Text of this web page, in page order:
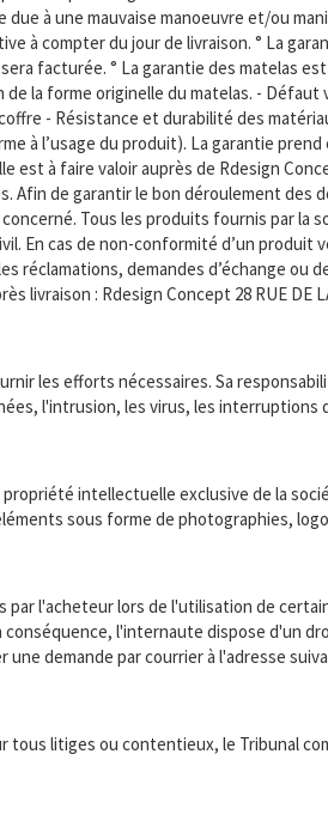
à une mauvaise manoeuvre et/ou
à compter du jour de livraison. ° La
facturée. ° La garantie des matelas
la forme originelle du matelas. -
- Résistance et durabilité des
à l’usage du produit). La garantie
est à faire valoir auprès de Rdesign
Afin de garantir le bon déroulement des
Tous les produits fournis par la
En cas de non-conformité d’un produit
réclamations, demandes d’échange ou
livraison : Rdesign Concept 28 RUE DE
les efforts nécessaires. Sa
l'intrusion, les virus, les interruptions
intellectuelle exclusive de la
sous forme de photographies,
l'acheteur lors de l'utilisation de
conséquence, l'internaute dispose d'un
demande par courrier à l'adresse
litiges ou contentieux, le Tribunal